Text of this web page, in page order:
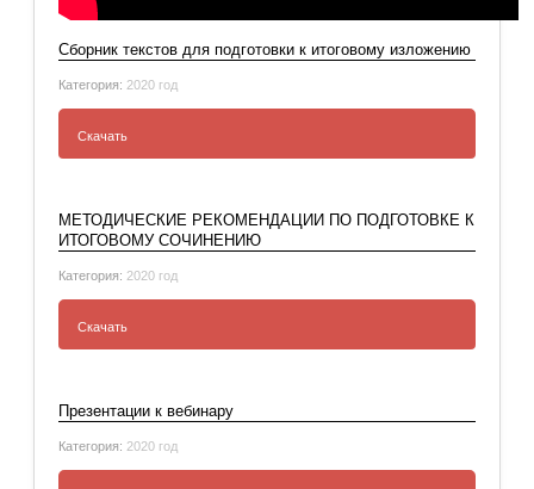
Сборник текстов для подготовки к итоговому изложению
Категория: 2020 год
Скачать
изложению
МЕТОДИЧЕСКИЕ РЕКОМЕНДАЦИИ ПО ПОДГОТОВКЕ К
ИТОГОВОМУ СОЧИНЕНИЮ
Категория: 2020 год
Скачать
ПОДГОТОВКЕ К ИТОГОВОМУ
Презентации к вебинару
Категория: 2020 год